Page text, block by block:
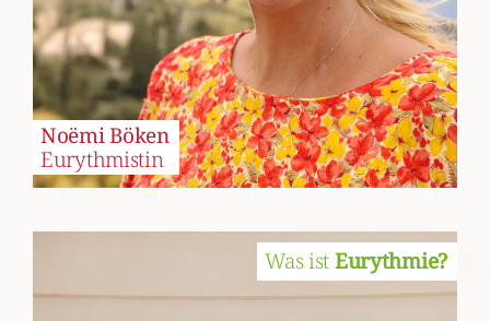
Noëmi Böken
Eurythmistin
Was istEurythmie?